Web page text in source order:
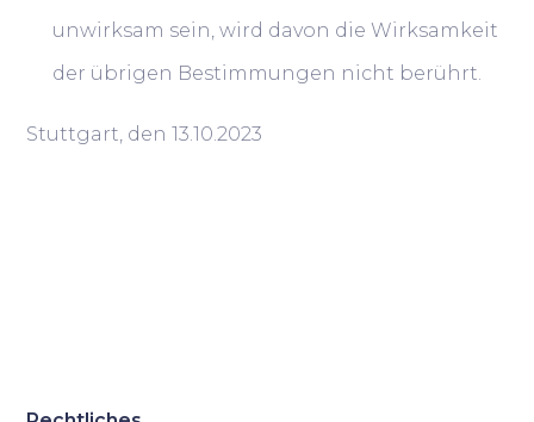
unwirksam sein, wird davon die Wirksamkeit
der übrigen Bestimmungen nicht berührt.
Stuttgart, den 13.10.2023